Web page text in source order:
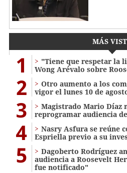
MÁS
1
"Tiene que respetar la
Wong Arévalo sobre
2
Otro aumento a los
vigor el lunes 10 de
3
Magistrado Mario Díaz
reprogramar audiencia
4
Nasry Asfura se reúne
Espriella previo a su
5
Dagoberto Rodríguez
audiencia a Roosevelt
fue notificado"